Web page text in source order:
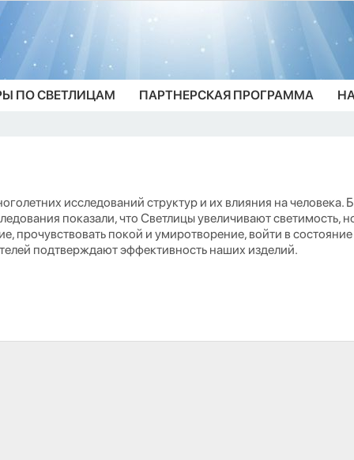
ПО СВЕТЛИЦАМ ПАРТНЕРСКАЯ ПРОГРАММА
исследований структур и их влияния на
показали, что Светлицы увеличивают светимость,
прочувствовать покой и умиротворение, войти в
подтверждают эффективность наших изделий.